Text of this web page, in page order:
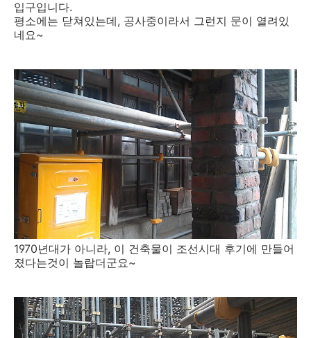
입구입니다.
평소에는 닫쳐있는데, 공사중이라서 그런지 문이 열려있
네요~
1970년대가 아니라, 이 건축물이 조선시대 후기에 만들어
졌다는것이 놀랍더군요~